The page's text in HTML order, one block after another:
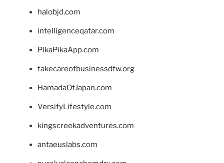
halobjd.com
intelligenceqatar.com
PikaPikaApp.com
takecareofbusinessdfw.org
HamadaOfJapan.com
VersifyLifestyle.com
kingscreekadventures.com
antaeuslabs.com